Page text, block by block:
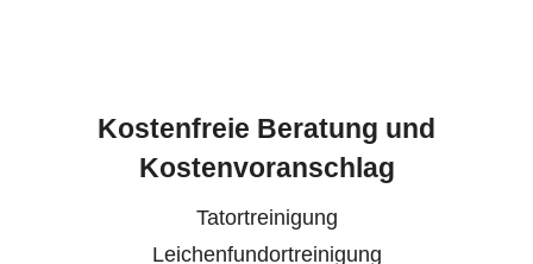
Kostenfreie Beratung und
Kostenvoranschlag
Tatortreinigung
Leichenfundortreinigung